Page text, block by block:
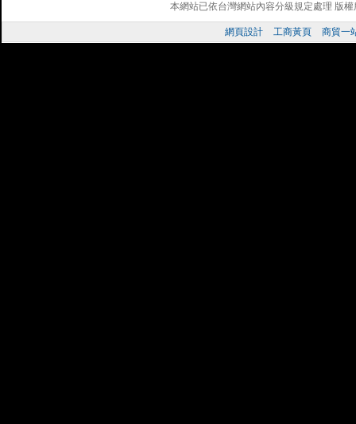
本網站已依台灣網站內容分級規定處理 版
網頁設計 工商黃頁 商貿一